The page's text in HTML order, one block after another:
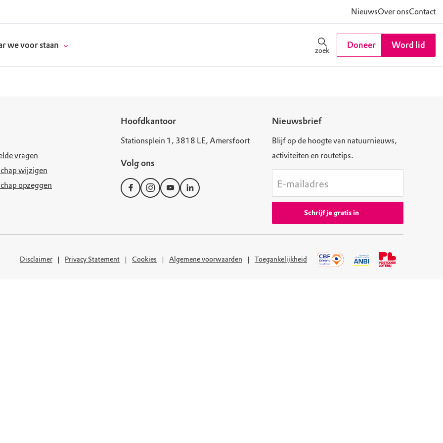
NieuwsOver onsContact
we voor staan
zoek
Doneer Word lid
vragen
wijzigen
opzeggen
Hoofdkantoor
Stationsplein 1, 3818 LE, Amersfoort
Volg ons
Nieuwsbrief
Blijf op de hoogte van natuurnieuws,
activiteiten en routetips.
E-mailadres
Schrijf je gratis in
Disclaimer Privacy Statement Cookies Algemene voorwaarden Toegankelijkheid